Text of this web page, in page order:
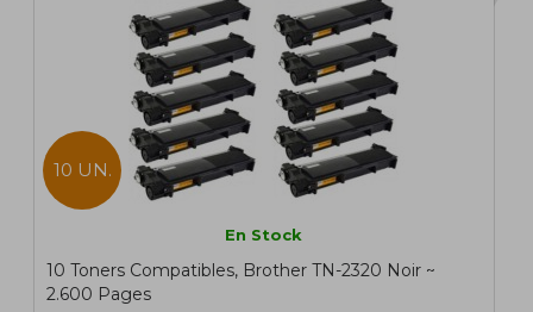
10 UN.
En Stock
10 Toners Compatibles, Brother TN-2320 Noir ~
2.600 Pages